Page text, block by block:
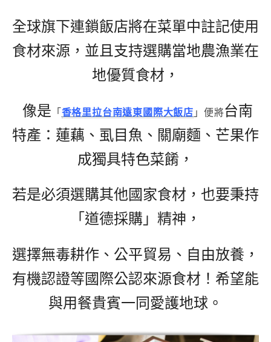
全球旗下連鎖飯店將在菜單中註記使用
食材來源，並且支持選購當地農漁業在
地優質食材，
像是 「 香格里拉台南遠東國際大飯店 」便將台南
特產：蓮藕、虱目魚、關廟麵、芒果作
成獨具特色菜餚，
若是必須選購其他國家食材，也要秉持
「道德採購」精神，
選擇無毒耕作、公平貿易、自由放養，
有機認證等國際公認來源食材！希望能
與用餐貴賓一同愛護地球。